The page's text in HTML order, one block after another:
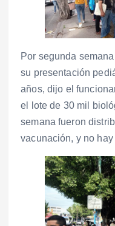
Por segunda
su presentación
años, dijo el
el lote de 30 mil
semana fueron
vacunación, y no hay